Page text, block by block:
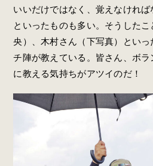
いいだけではなく、覚えなけれ
といったものも多い。そうした
央）、木村さん（下写真）とい
チ陣が教えている。皆さん、ボ
に教える気持ちがアツイのだ！